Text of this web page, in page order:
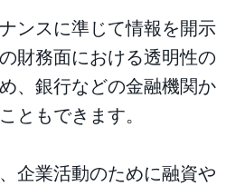
ンスに準じて情報を開示
財務面における透明性の
、銀行などの金融機関か
ともできます。
企業活動のために融資や